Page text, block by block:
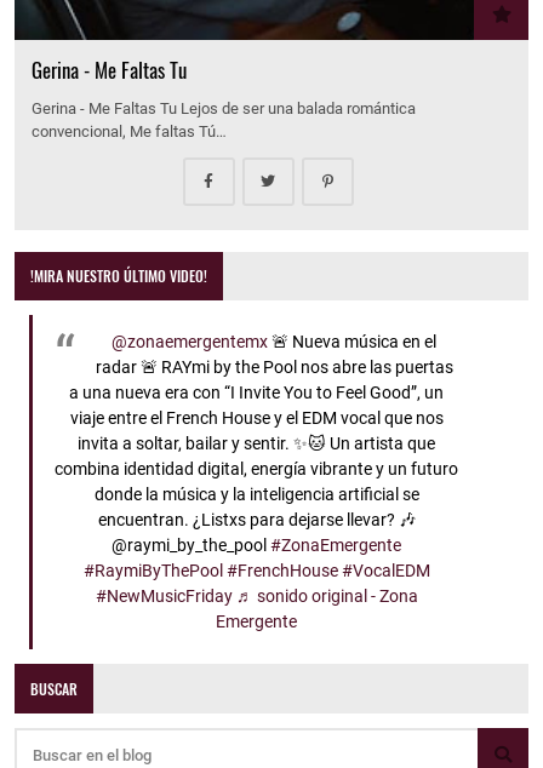
Gerina - Me Faltas Tu
Gerina - Me Faltas Tu Lejos de ser una balada romántica
convencional, Me faltas Tú…
!MIRA NUESTRO ÚLTIMO VIDEO!
@zonaemergentemx🚨 Nueva música en el
radar 🚨 RAYmi by the Pool nos abre las puertas
a una nueva era con “I Invite You to Feel Good”, un
viaje entre el French House y el EDM vocal que nos
invita a soltar, bailar y sentir. ✨🐱 Un artista que
combina identidad digital, energía vibrante y un futuro
donde la música y la inteligencia artificial se
encuentran. ¿Listxs para dejarse llevar? 🎶
@raymi_by_the_pool#ZonaEmergente
#RaymiByThePool #FrenchHouse #VocalEDM
#NewMusicFriday ♬ sonido original - Zona
Emergente
BUSCAR